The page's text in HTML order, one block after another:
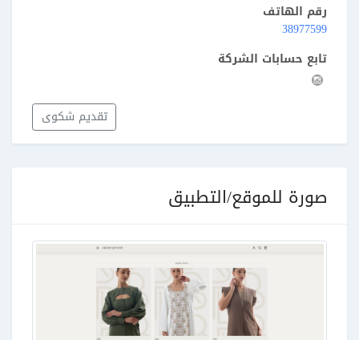
رقم الهاتف
38977599
تابع حسابات الشركة
تقديم شكوى
صورة للموقع/التطبيق